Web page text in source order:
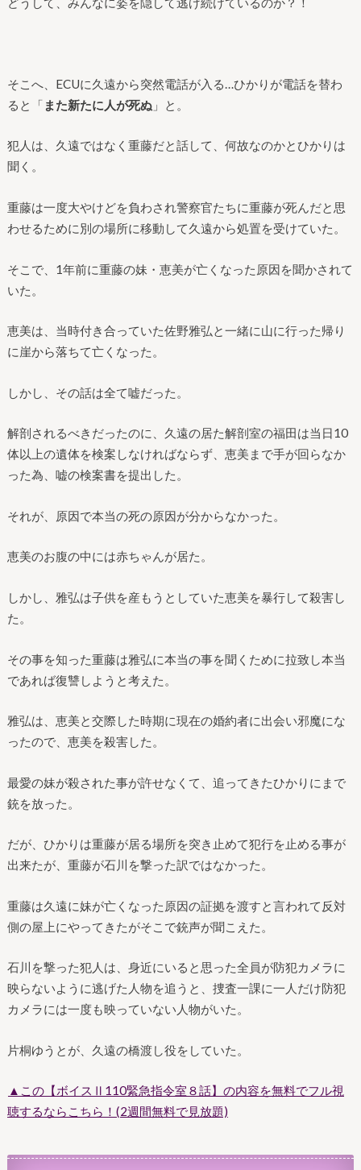
そこへ、ECUに久遠から突然電話が入る…ひかりが電話を替わ
ると「 また新たに人が死ぬ」と。
犯人は、久遠ではなく重藤だと話して、何故なのかとひかりは
聞く。
重藤は一度大やけどを負わされ警察官たちに重藤が死んだと思
わせるために別の場所に移動して久遠から処置を受けていた。
そこで、1年前に重藤の妹・恵美が亡くなった原因を聞かされて
いた。
恵美は、当時付き合っていた佐野雅弘と一緒に山に行った帰り
に崖から落ちて亡くなった。
しかし、その話は全て嘘だった。
解剖されるべきだったのに、久遠の居た解剖室の福田は当日10
体以上の遺体を検案しなければならず、恵美まで手が回らなか
った為、嘘の検案書を提出した。
それが、原因で本当の死の原因が分からなかった。
恵美のお腹の中には赤ちゃんが居た。
しかし、雅弘は子供を産もうとしていた恵美を暴行して殺害し
た。
その事を知った重藤は雅弘に本当の事を聞くために拉致し本当
であれば復讐しようと考えた。
雅弘は、恵美と交際した時期に現在の婚約者に出会い邪魔にな
ったので、恵美を殺害した。
最愛の妹が殺された事が許せなくて、追ってきたひかりにまで
銃を放った。
だが、ひかりは重藤が居る場所を突き止めて犯行を止める事が
出来たが、重藤が石川を撃った訳ではなかった。
重藤は久遠に妹が亡くなった原因の証拠を渡すと言われて反対
側の屋上にやってきたがそこで銃声が聞こえた。
石川を撃った犯人は、身近にいると思った全員が防犯カメラに
映らないように逃げた人物を追うと、捜査一課に一人だけ防犯
カメラには一度も映っていない人物がいた。
片桐ゆうとが、久遠の橋渡し役をしていた。
▲この【ボイスⅡ110緊急指令室８話】の内容を無料でフル視
聴するならこちら！(2週間無料で見放題)